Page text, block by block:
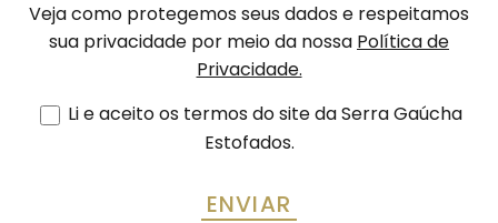
Veja como protegemos seus dados e respeitamos
sua privacidade por meio da nossa Política de
Privacidade.
Li e aceito os termos do site da Serra Gaúcha
Estofados.